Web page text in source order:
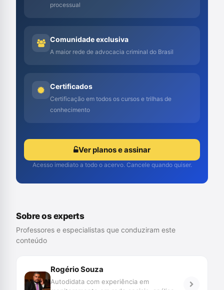
processual
Comunidade exclusiva
A maior rede de advocacia criminal do Brasil
Certificados
Certificação em todos os cursos e trilhas de
conhecimento
Ver planos e assinar
Acesso imediato a todo o acervo. Cancele quando quiser.
Sobre os experts
Professores e especialistas que conduziram este
conteúdo
Rogério Souza
Autodidata com experiência em